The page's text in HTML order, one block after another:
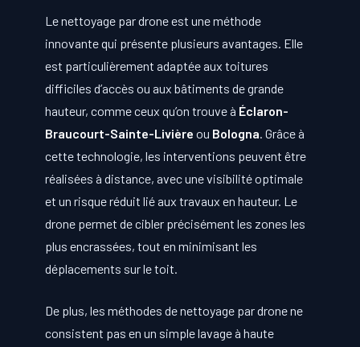
Le nettoyage par drone est une méthode
innovante qui présente plusieurs avantages. Elle
est particulièrement adaptée aux toitures
difficiles d’accès ou aux bâtiments de grande
hauteur, comme ceux qu’on trouve à Éclaron-
Braucourt-Sainte-Livière ou Bologna. Grâce à
cette technologie, les interventions peuvent être
réalisées à distance, avec une visibilité optimale
et un risque réduit lié aux travaux en hauteur. Le
drone permet de cibler précisément les zones les
plus encrassées, tout en minimisant les
déplacements sur le toit.
De plus, les méthodes de nettoyage par drone ne
consistent pas en un simple lavage à haute